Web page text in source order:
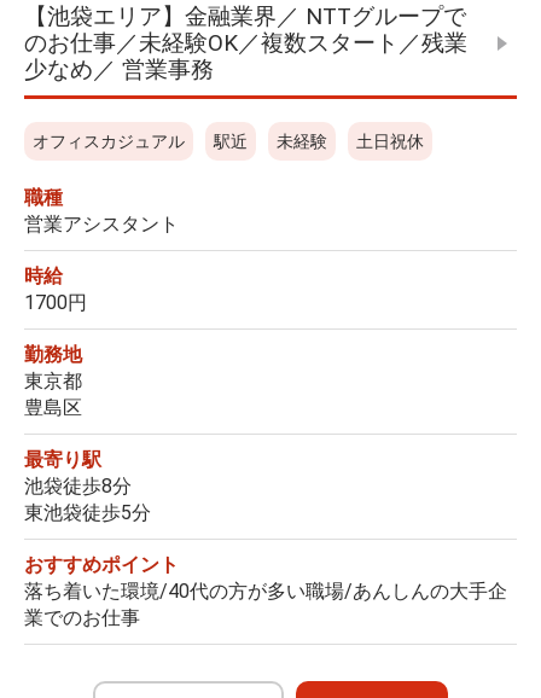
【池袋エリア】金融業界／ NTTグループで
のお仕事／未経験OK／複数スタート／残業
少なめ／ 営業事務
オフィスカジュアル 駅近 未経験 土日祝休
職種
営業アシスタント
時給
1700円
勤務地
東京都
豊島区
最寄り駅
池袋徒歩8分
東池袋徒歩5分
おすすめポイント
落ち着いた環境/40代の方が多い職場/あんしんの大手企
業でのお仕事